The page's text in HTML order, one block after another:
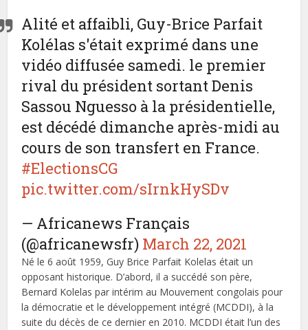
Alité et affaibli, Guy-Brice Parfait
Kolélas s'était exprimé dans une
vidéo diffusée samedi. le premier
rival du président sortant Denis
Sassou Nguesso à la présidentielle,
est décédé dimanche après-midi au
cours de son transfert en France.
#ElectionsCG
pic.twitter.com/sIrnkHySDv
— Africanews Français
(@africanewsfr) March 22, 2021
Né le 6 août 1959, Guy Brice Parfait Kolelas était un
opposant historique. D’abord, il a succédé son père,
Bernard Kolelas par intérim au Mouvement congolais pour
la démocratie et le développement intégré (MCDDI), à la
suite du décès de ce dernier en 2010. MCDDI était l’un des